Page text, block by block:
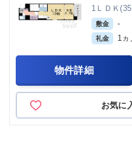
1ＬＤＫ
敷金 -
礼金 1ヵ
物件詳細
お気に